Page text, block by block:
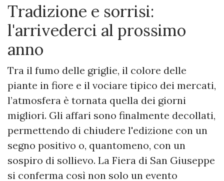
Tradizione e sorrisi:
l'arrivederci al prossimo
anno
Tra il fumo delle griglie, il colore delle
piante in fiore e il vociare tipico dei mercati,
l’atmosfera è tornata quella dei giorni
migliori. Gli affari sono finalmente decollati,
permettendo di chiudere l'edizione con un
segno positivo o, quantomeno, con un
sospiro di sollievo. La Fiera di San Giuseppe
si conferma così non solo un evento